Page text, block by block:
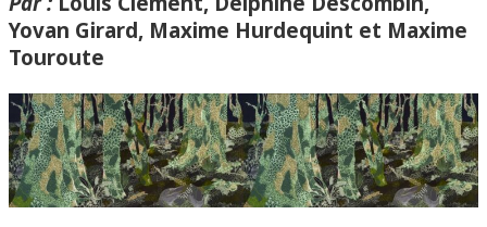
Yovan Girard, Maxime Hurdequint et Maxime
Touroute